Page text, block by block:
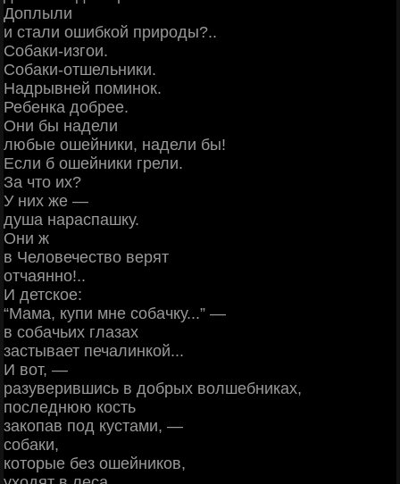
Доплыли
и стали ошибкой природы?..
Собаки-изгои.
Собаки-отшельники.
Надрывней поминок.
Ребенка добрее.
Они бы надели
любые ошейники, надели бы!
Если б ошейники грели.
За что их?
У них же —
душа нараспашку.
Они ж
в Человечество верят
отчаянно!..
И детское:
“Мама, купи мне собачку...” —
в собачьих глазах
застывает печалинкой...
И вот, —
разуверившись в добрых волшебниках,
последнюю кость
закопав под кустами, —
собаки,
которые без ошейников,